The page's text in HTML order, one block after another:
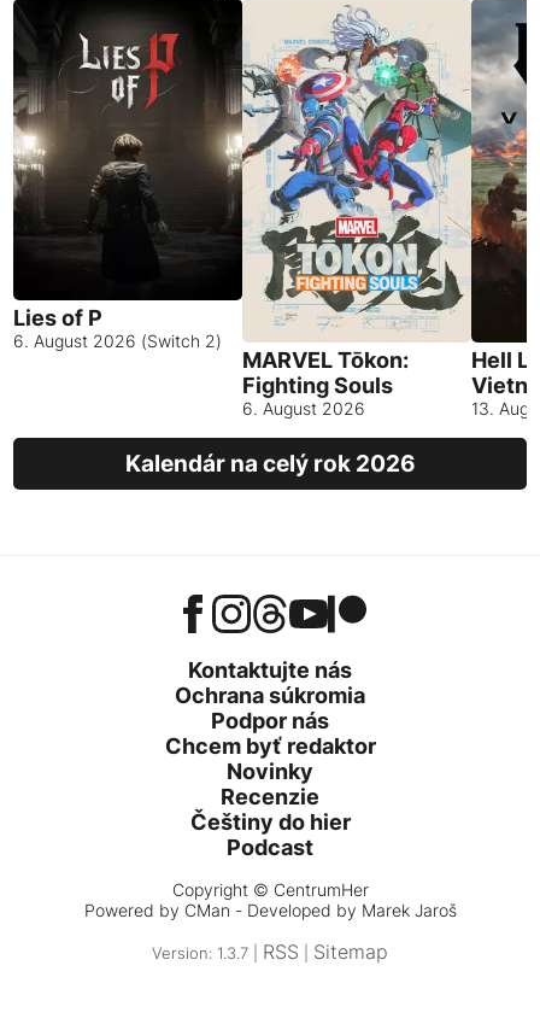
Lies of P
6. August 2026 (Switch 2)
MARVEL Tōkon:
Fighting Souls
6. August 2026
Hell
13.
Kalendár na celý rok 2026
Kontaktujte nás
Ochrana súkromia
Podpor nás
Chcem byť redaktor
Novinky
Recenzie
Češtiny do hier
Podcast
Copyright © CentrumHer
Powered by CMan - Developed by Marek Jaroš
Version: 1.3.7 | RSS Sitemap